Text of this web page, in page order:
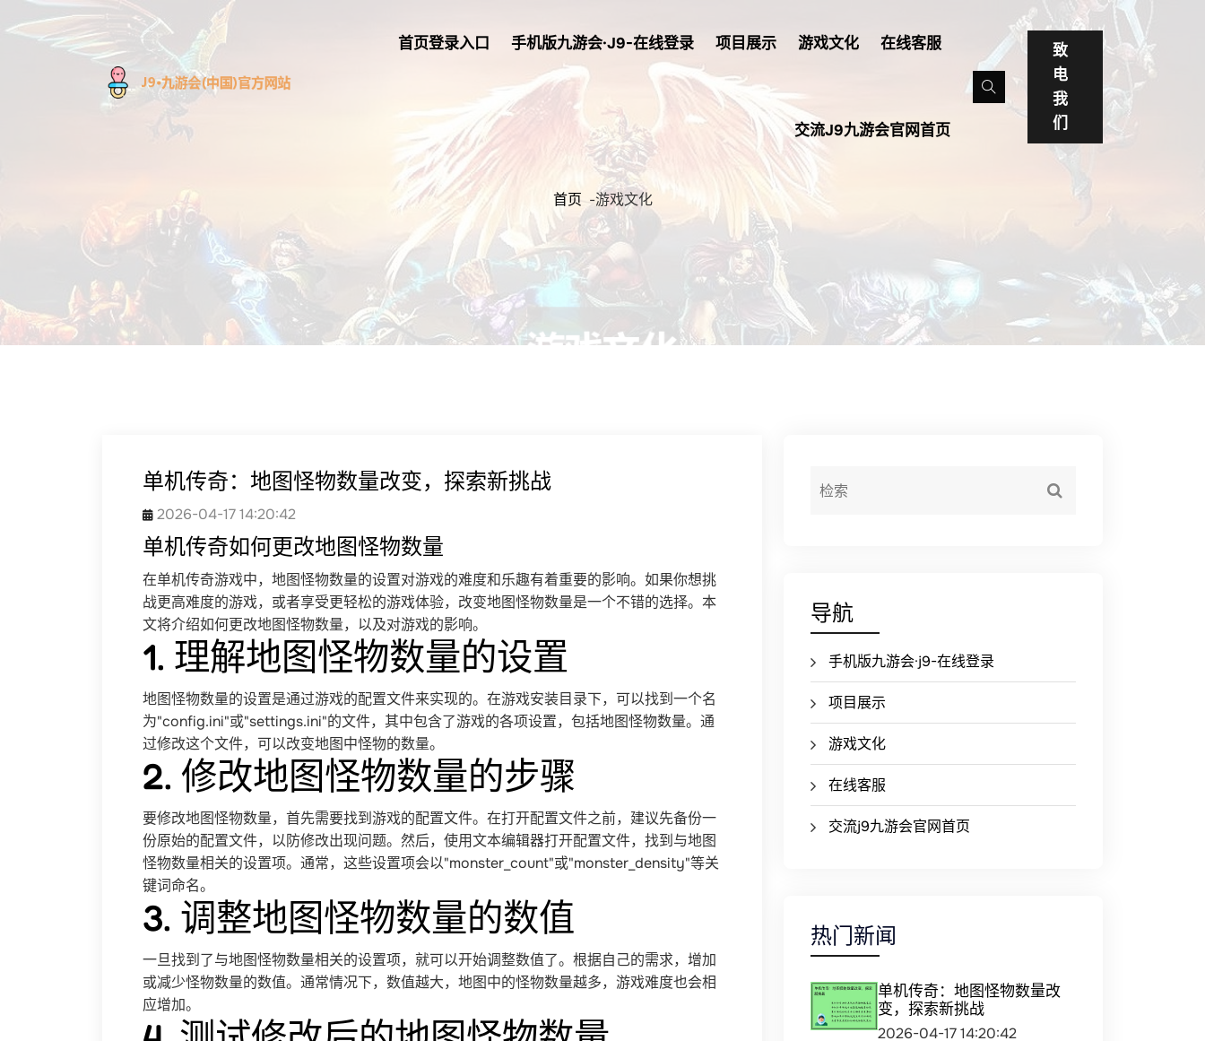
首页登录入口 手机版九游会·j9-在线登录 项目展示 游戏文化 在线客服
交流j9九游会官网首页
致
电
我
们
首页 -游戏文化
单机传奇：地图怪物数量改变，探索新挑战
2026-04-17 14:20:42
单机传奇如何更改地图怪物数量
在单机传奇游戏中，地图怪物数量的设置对游戏的难度和乐趣有着重要的影响。如果你想挑
战更高难度的游戏，或者享受更轻松的游戏体验，改变地图怪物数量是一个不错的选择。本
文将介绍如何更改地图怪物数量，以及对游戏的影响。
1. 理解地图怪物数量的设置
地图怪物数量的设置是通过游戏的配置文件来实现的。在游戏安装目录下，可以找到一个名
为"config.ini"或"settings.ini"的文件，其中包含了游戏的各项设置，包括地图怪物数量。通
过修改这个文件，可以改变地图中怪物的数量。
2. 修改地图怪物数量的步骤
要修改地图怪物数量，首先需要找到游戏的配置文件。在打开配置文件之前，建议先备份一
份原始的配置文件，以防修改出现问题。然后，使用文本编辑器打开配置文件，找到与地图
怪物数量相关的设置项。通常，这些设置项会以"monster_count"或"monster_density"等关
键词命名。
3. 调整地图怪物数量的数值
一旦找到了与地图怪物数量相关的设置项，就可以开始调整数值了。根据自己的需求，增加
或减少怪物数量的数值。通常情况下，数值越大，地图中的怪物数量越多，游戏难度也会相
应增加。
导航
手机版九游会·j9-在线登录
项目展示
游戏文化
在线客服
交流j9九游会官网首页
热门新闻
单机传奇：地图怪物数量改
变，探索新挑战
2026-04-17 14:20:42